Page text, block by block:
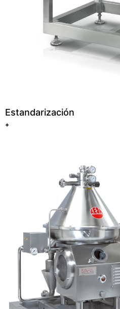
Estandarización
+